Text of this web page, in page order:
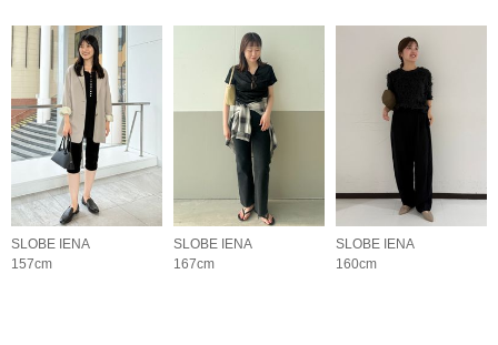
SLOBE IENA
157cm
SLOBE IENA
167cm
SLOBE IENA
160cm